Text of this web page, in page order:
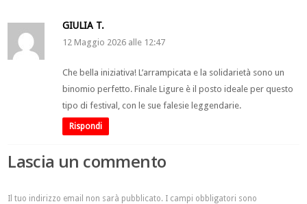
GIULIA T.
12 Maggio 2026 alle 12:47
Che bella iniziativa! L’arrampicata e la solidarietà sono un
binomio perfetto. Finale Ligure è il posto ideale per questo
tipo di festival, con le sue falesie leggendarie.
Rispondi
Lascia un commento
Il tuo indirizzo email non sarà pubblicato. I campi obbligatori sono